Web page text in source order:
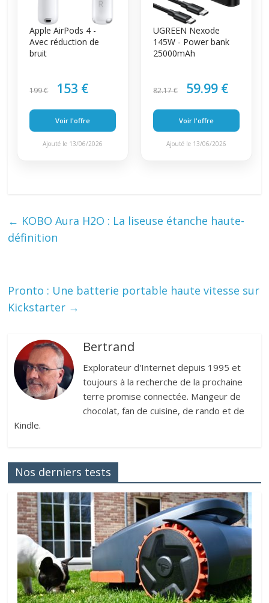
Apple AirPods 4 -
Avec réduction de
bruit
199 € 153 €
Voir l'offre
Ajouté le 13/06/2026
UGREEN Nexode
145W - Power bank
25000mAh
82.17 € 59.99 €
Voir l'offre
Ajouté le 13/06/2026
← KOBO Aura H2O : La liseuse étanche haute-
définition
Pronto : Une batterie portable haute vitesse sur
Kickstarter →
Bertrand
Explorateur d'Internet depuis 1995 et
toujours à la recherche de la prochaine
terre promise connectée. Mangeur de
chocolat, fan de cuisine, de rando et de
Kindle.
Nos derniers tests